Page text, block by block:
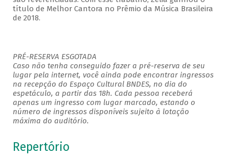
título de Melhor Cantora no Prêmio da Música Brasileira
de 2018.
PRÉ-RESERVA ESGOTADA
Caso não tenha conseguido fazer a pré-reserva de seu
lugar pela internet, você ainda pode encontrar ingressos
na recepção do Espaço Cultural BNDES, no dia do
espetáculo, a partir das 18h. Cada pessoa receberá
apenas um ingresso com lugar marcado, estando o
número de ingressos disponíveis sujeito à lotação
máxima do auditório.
Repertório